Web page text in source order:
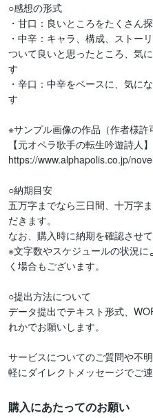
○感想の形式
・甘口：良いところをたくさん
・中辛：キャラ、構成、ストー
ついて良いと思ったところ、気
す
・辛口：中辛をベースに、気に
す
※サンプル画像の作品（作者様許
【元オペラ歌手の転生吟遊詩人】
https://www.alphapolis.co.jp/
○納期目安
五万字までなら三日間、十万字
だきます。
なお、購入時に納期を確認させて
※文字数やスケジュールの状況
く場合もございます。
○提出方法について
データ提出でテキスト形式、
れかでお願いします。
サービスについてのご質問や不
購入にあたってのお願い